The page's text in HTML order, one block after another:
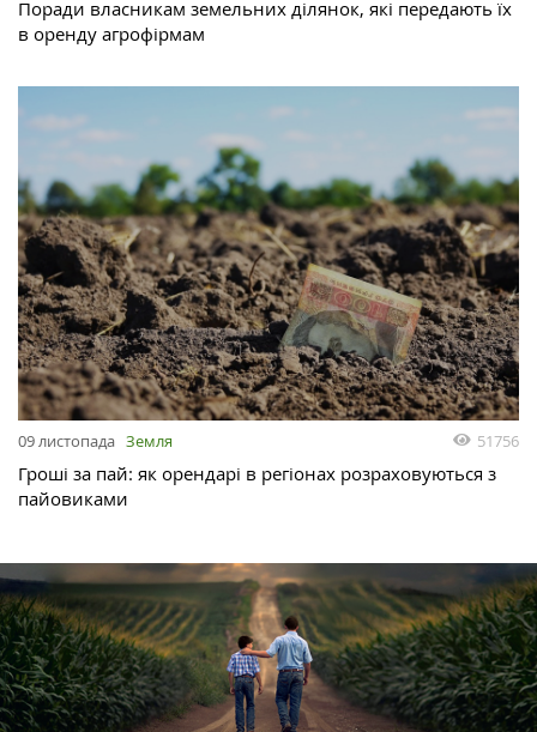
Поради власникам земельних ділянок, які передають їх
в оренду агрофірмам
09 листопада Земля 51756
Гроші за пай: як орендарі в регіонах розраховуються з
пайовиками